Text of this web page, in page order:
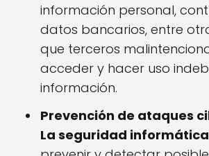
información personal,
datos bancarios, entre
que terceros
acceder y hacer uso
información.
Prevención de ataques
La seguridad informática